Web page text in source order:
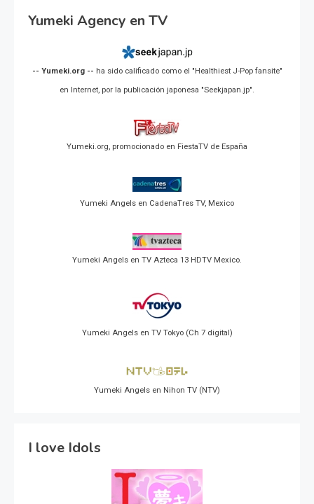
Yumeki Agency en TV
-- Yumeki.org -- ha sido calificado como el "Healthiest J-Pop fansite"
en Internet, por la publicación japonesa "Seekjapan.jp".
Yumeki.org, promocionado en FiestaTV de España
Yumeki Angels en CadenaTres TV, Mexico
Yumeki Angels en TV Azteca 13 HDTV Mexico.
Yumeki Angels en TV Tokyo (Ch 7 digital)
Yumeki Angels en Nihon TV (NTV)
I love Idols